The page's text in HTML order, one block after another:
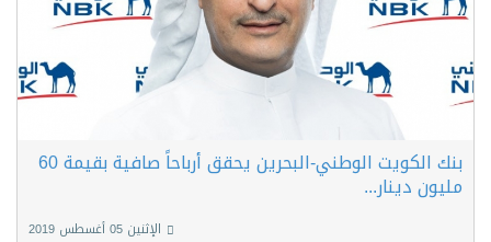
بنك الكويت الوطني-البحرين يحقق أرباحاً صافية بقيمة 60
مليون دينار...
الإثنين 05 أغسطس 2019